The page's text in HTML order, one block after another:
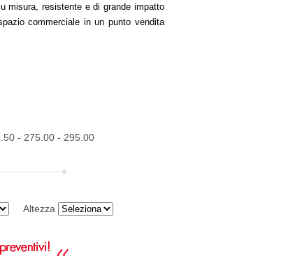
misura, resistente e di grande impatto
commerciale in un punto vendita
- 275.00 - 295.00
Altezza